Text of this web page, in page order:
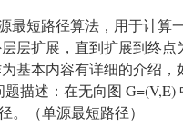
最短路径算法，用于计算
层扩展，直到扩展到终点
基本内容有详细的介绍
描述：在无向图 G=(V,E)
。（单源最短路径）